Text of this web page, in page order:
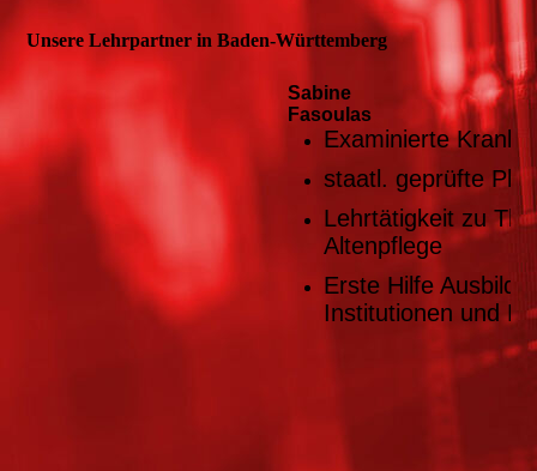
Unsere Lehrpartner in Baden-Württemberg
Sabine
Examinierte
staatl. geprüfte
Lehrtätigkeit zu
Altenpflege
Erste Hilfe
Institutionen und